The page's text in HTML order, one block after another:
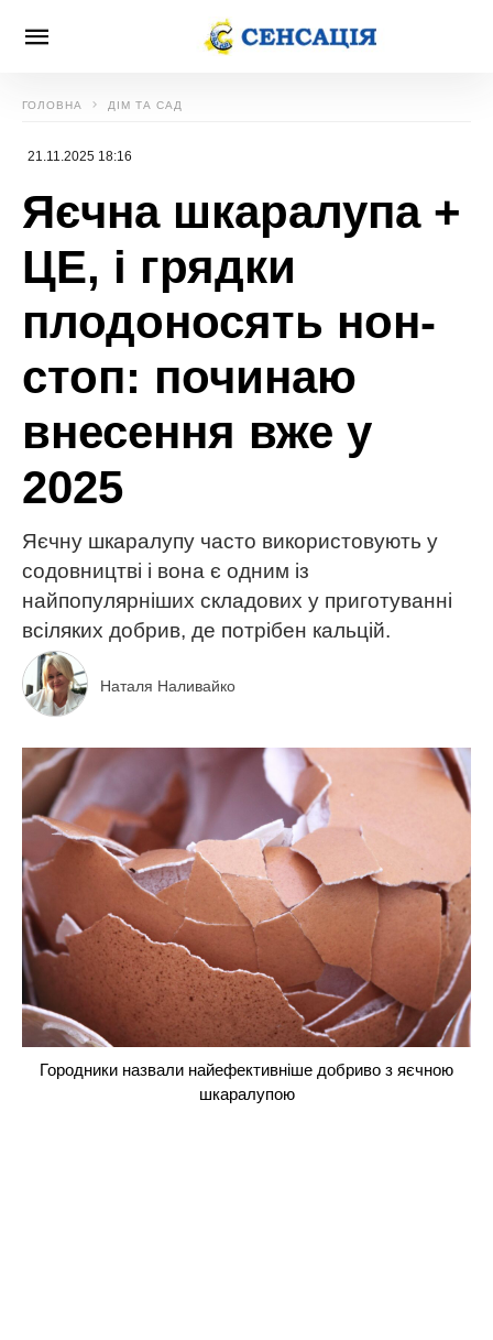
ГОЛОВНА ДІМ ТА САД
21.11.2025 18:16
Яєчна шкаралупа +
ЦЕ, і грядки
плодоносять нон-
стоп: починаю
внесення вже у
2025
Яєчну шкаралупу часто використовують у
содовництві і вона є одним із
найпопулярніших складових у приготуванні
всіляких добрив, де потрібен кальцій.
Наталя Наливайко
Городники назвали найефективніше добриво з яєчною
шкаралупою